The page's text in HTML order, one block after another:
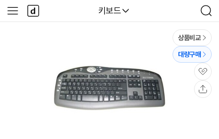
다나와
키보드
검
색
사
이
다
나
와
상품비교
대량구매
관
심